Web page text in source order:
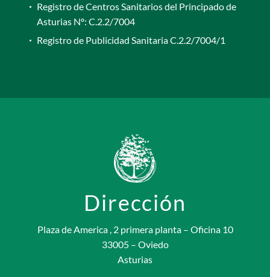
Registro de Centros Sanitarios del Principado de
Asturias Nº: C.2.2/7004
Registro de Publicidad Sanitaria C.2.2/7004/1
Dirección
Plaza de America , 2 primera planta – Oficina 10
33005 – Oviedo
Asturias